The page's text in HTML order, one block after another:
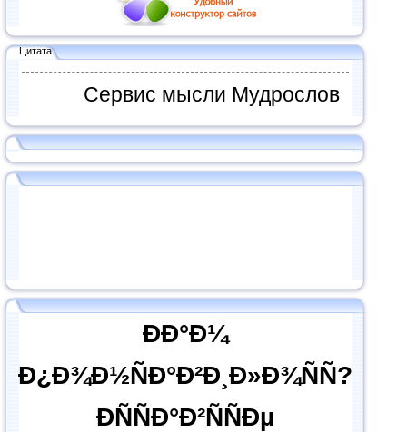
Цитата
Сервис мысли Мудрослов
ÐÐ°Ð¼
Ð¿Ð¾Ð½ÑÐ°Ð²Ð¸Ð»Ð¾ÑÑ?
ÐÑÑÐ°Ð²ÑÑÐµ